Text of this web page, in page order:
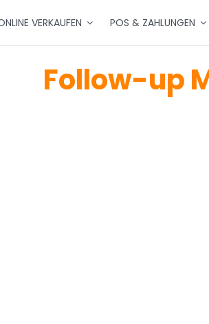
VERKAUFEN POS & ZAHLUNGEN
Follow-up